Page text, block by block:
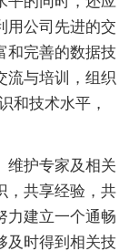
用公司先进的交
和完善的数据技
流与培训，组织
和技术水平，
护专家及相关
，共享经验，共
力建立一个通畅
及时得到相关技